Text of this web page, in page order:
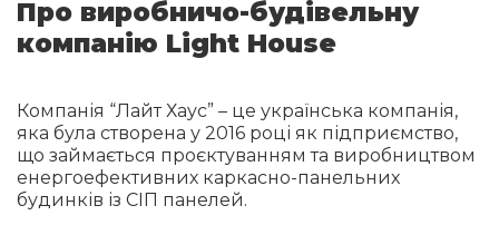
Про виробничо-будівельну
компанію Light House
Компанія “Лайт Хаус” – це українська компанія,
яка була створена у 2016 році як підприємство,
що займається проєктуванням та виробництвом
енергоефективних каркасно-панельних
будинків із СІП панелей.